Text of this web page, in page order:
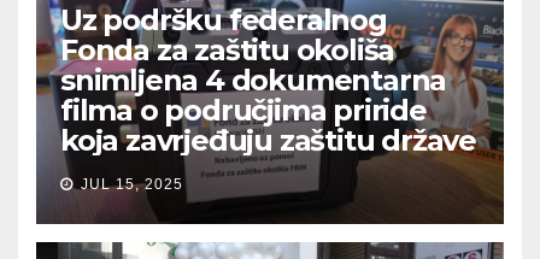
Uz podršku federalnog
Fonda za zaštitu okoliša
snimljena 4 dokumentarna
filma o područjima priride
koja zavrjeđuju zaštitu države
JUL 15, 2025